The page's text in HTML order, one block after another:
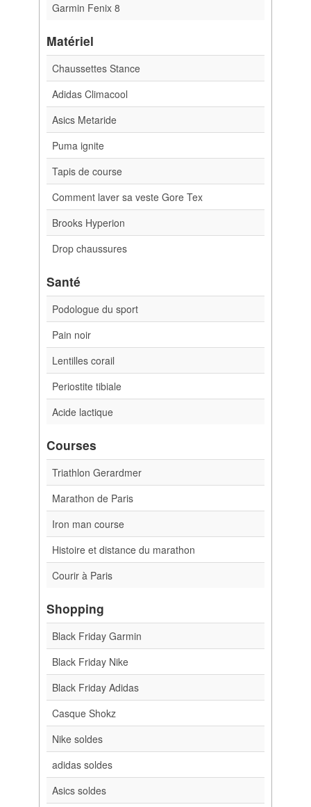
Garmin Fenix 8
Matériel
Chaussettes Stance
Adidas Climacool
Asics Metaride
Puma ignite
Tapis de course
Comment laver sa veste Gore Tex
Brooks Hyperion
Drop chaussures
Santé
Podologue du sport
Pain noir
Lentilles corail
Periostite tibiale
Acide lactique
Courses
Triathlon Gerardmer
Marathon de Paris
Iron man course
Histoire et distance du marathon
Courir à Paris
Shopping
Black Friday Garmin
Black Friday Nike
Black Friday Adidas
Casque Shokz
Nike soldes
adidas soldes
Asics soldes